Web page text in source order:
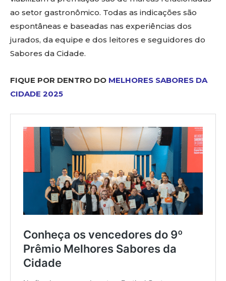
ao setor gastronômico. Todas as indicações são
espontâneas e baseadas nas experiências dos
jurados, da equipe e dos leitores e seguidores do
Sabores da Cidade.
FIQUE POR DENTRO DO MELHORES SABORES DA
CIDADE 2025